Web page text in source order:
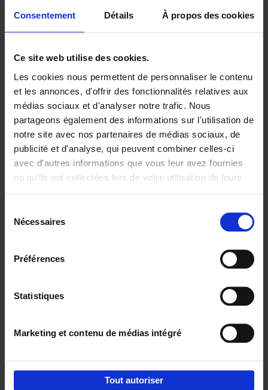
Consentement Détails À propos des cookies
Ce site web utilise des cookies.
Les cookies nous permettent de personnaliser le contenu
et les annonces, d'offrir des fonctionnalités relatives aux
médias sociaux et d'analyser notre trafic. Nous
partageons également des informations sur l'utilisation de
notre site avec nos partenaires de médias sociaux, de
publicité et d'analyse, qui peuvent combiner celles-ci
avec d'autres informations que vous leur avez fournies
ou qu'ils ont collectées lors de votre utilisation de leurs
Nécessaires
Préférences
Statistiques
Marketing et contenu de médias intégré
Tout autoriser
Building Bonds = Building
Business
Jochen Roef Jozefien De Feyter
Carolien Boom
Couverture souple
2025 200
€29,99
Digital marketing like a PRO -
completely revised edition (EN)